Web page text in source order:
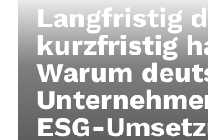
Langfristig
kurzfristig
Warum
ESG-